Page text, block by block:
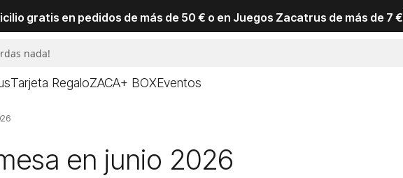
gratis en pedidos de más de 50 € o en Juegos Zacatrus de más de 7 €
Tarjeta RegaloZACA+ BOXEventos
en junio 2026